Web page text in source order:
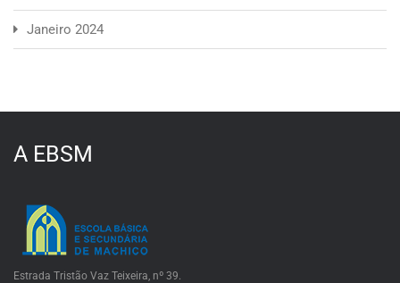
Janeiro 2024
A EBSM
Estrada Tristão Vaz Teixeira, nº 39.